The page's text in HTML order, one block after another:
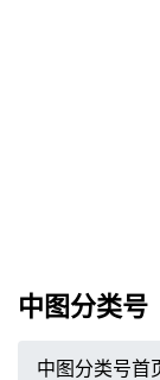
中图分类号
中图分类号首